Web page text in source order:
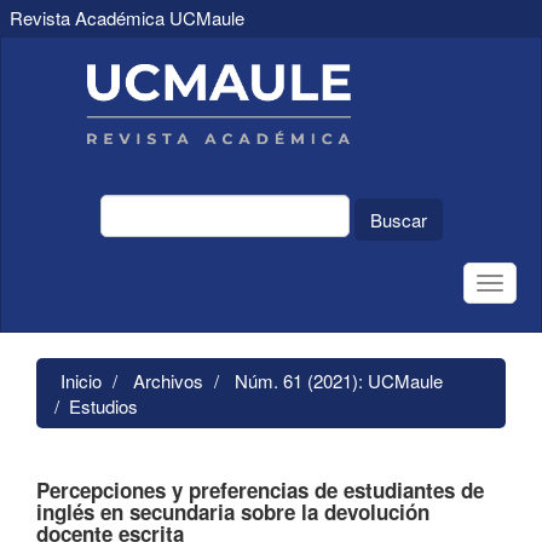
Revista Académica UCMaule
principal
Contenido
principal
Barra
Buscar
Toggle
Inicio Archivos
Núm. 61 (2021): UCMaule
Estudios
Percepciones y preferencias de estudiantes de
inglés en secundaria sobre la devolución
docente escrita